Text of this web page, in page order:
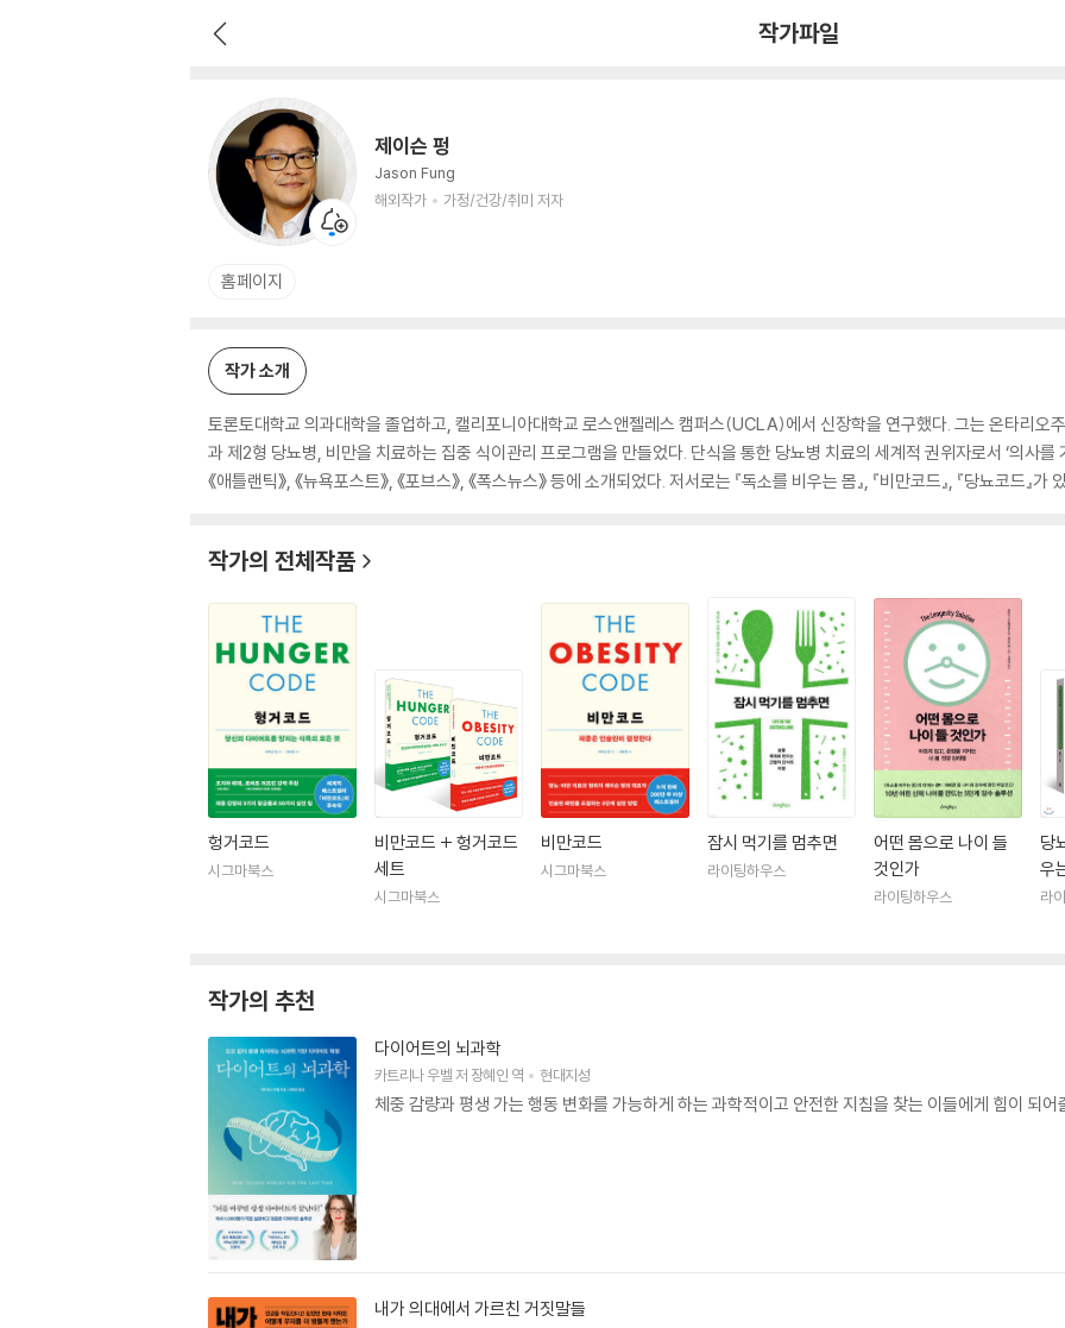
작가파일
제이슨 펑
Jason Fung
해외작가
가정/건강/취미 저자
홈페이지
작가 소개
토론토대학교 의과대학을 졸업하고, 캘리포니아대학교 로스앤젤레스 캠퍼스(UCLA)에서 신장학을 연구했다. 그는 온타리오
과 제2형 당뇨병, 비만을 치료하는 집중 식이관리 프로그램을 만들었다. 단식을 통한 당뇨병 치료의 세계적 권위자로서 ‘의사를
《애틀랜틱》, 《뉴욕포스트》, 《포브스》, 《폭스뉴스》 등에 소개되었다. 저서로는 『독소를 비우는 몸』, 『비만코드』, 『당뇨코드』
작가의 전체작품
헝거코드
시그마북스
비만코드 + 헝거코드
세트
시그마북스
비만코드
시그마북스
잠시 먹기를 멈추면
라이팅하우스
어떤 몸으로 나이 들
것인가
라이팅하우스
당
우
라
작가의 추천
다이어트의 뇌과학
카트리나 우벨저 장혜인 역 현대지성
체중 감량과 평생 가는 행동 변화를 가능하게 하는 과학적이고 안전한 지침을 찾는 이들에게 힘이 되어
내가 의대에서 가르친 거짓말들